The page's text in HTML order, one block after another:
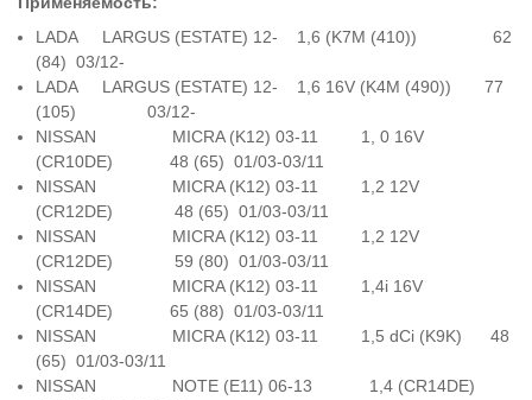
LADA LARGUS (ESTATE) 12- 1,6 (K7M (410)) 62
(84) 03/12-
LADA LARGUS (ESTATE) 12- 1,6 16V (K4M (490)) 77
(105) 03/12-
NISSAN MICRA (K12) 03-11 1, 0 16V
(CR10DE) 48 (65) 01/03-03/11
NISSAN MICRA (K12) 03-11 1,2 12V
(CR12DE) 48 (65) 01/03-03/11
NISSAN MICRA (K12) 03-11 1,2 12V
(CR12DE) 59 (80) 01/03-03/11
NISSAN MICRA (K12) 03-11 1,4i 16V
(CR14DE) 65 (88) 01/03-03/11
NISSAN MICRA (K12) 03-11 1,5 dCi (K9K) 48
(65) 01/03-03/11
NISSAN NOTE (E11) 06-13 1,4 (CR14DE)